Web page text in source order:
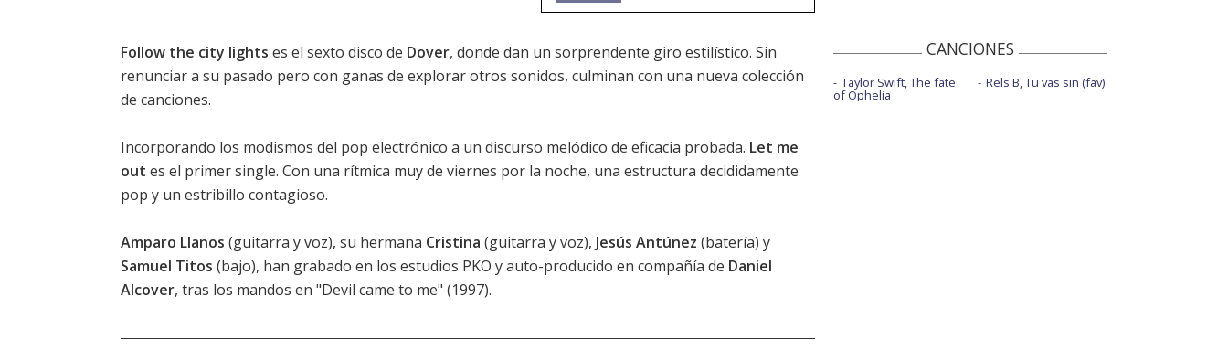
Follow the city lights es el sexto disco de Dover, donde dan un sorprendente giro estilístico. Sin
renunciar a su pasado pero con ganas de explorar otros sonidos, culminan con una nueva colección
de canciones.
Incorporando los modismos del pop electrónico a un discurso melódico de eficacia probada. Let me
out es el primer single. Con una rítmica muy de viernes por la noche, una estructura decididamente
pop y un estribillo contagioso.
Amparo Llanos (guitarra y voz), su hermana Cristina (guitarra y voz), Jesús Antúnez (batería) y
Samuel Titos (bajo), han grabado en los estudios PKO y auto-producido en compañía de Daniel
Alcover, tras los mandos en "Devil came to me" (1997).
CANCIONES
Taylor Swift, The fate
of Ophelia
Rels B, Tu vas sin (fav)